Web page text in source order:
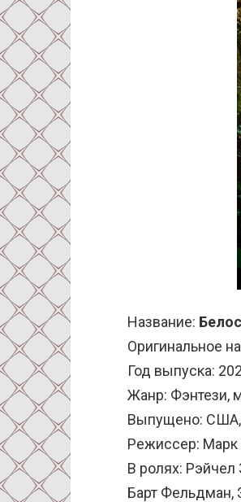
Название:
Оригинальное
Год выпуска:
Жанр: Фэнтези,
Выпущено: США,
Режиссер: Марк
В ролях:
Барт Фельдман,